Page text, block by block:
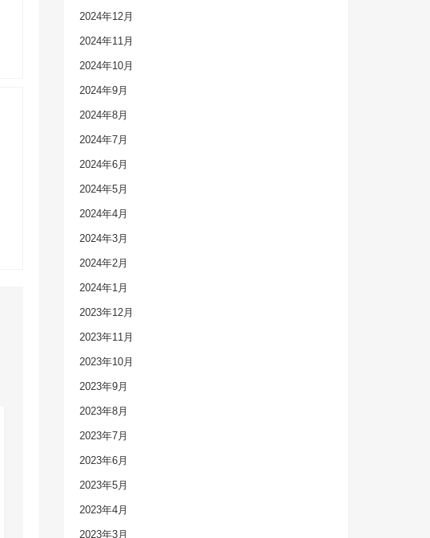
2024年12月
2024年11月
2024年10月
2024年9月
2024年8月
2024年7月
2024年6月
2024年5月
2024年4月
2024年3月
2024年2月
2024年1月
2023年12月
2023年11月
2023年10月
2023年9月
2023年8月
2023年7月
2023年6月
2023年5月
2023年4月
2023年3月